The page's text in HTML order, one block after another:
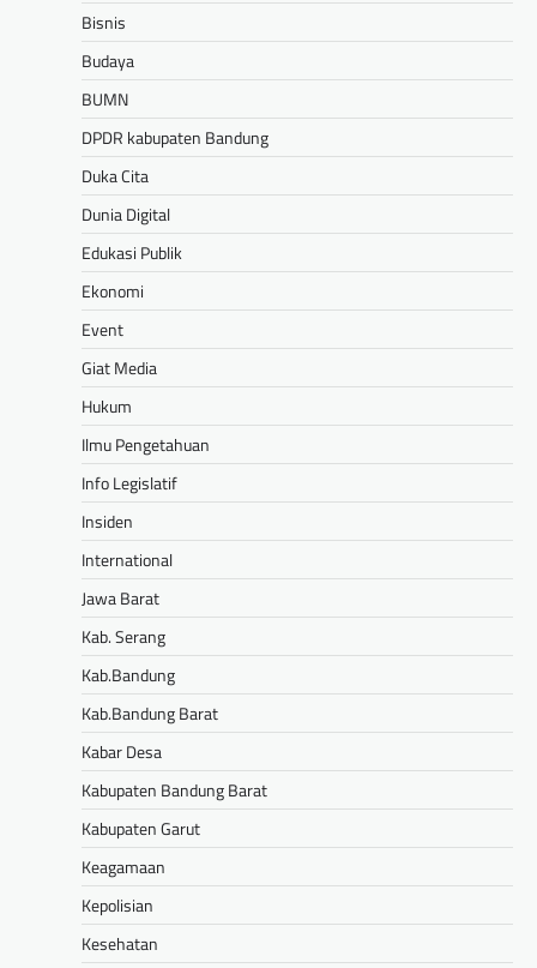
Bisnis
Budaya
BUMN
DPDR kabupaten Bandung
Duka Cita
Dunia Digital
Edukasi Publik
Ekonomi
Event
Giat Media
Hukum
Ilmu Pengetahuan
Info Legislatif
Insiden
International
Jawa Barat
Kab. Serang
Kab.Bandung
Kab.Bandung Barat
Kabar Desa
Kabupaten Bandung Barat
Kabupaten Garut
Keagamaan
Kepolisian
Kesehatan